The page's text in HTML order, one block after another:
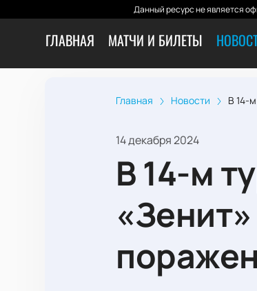
Данный ресурс не является
ГЛАВНАЯ МАТЧИ И БИЛЕТЫ
Главная Новости В 14-
14 декабря 2024
В 14-м